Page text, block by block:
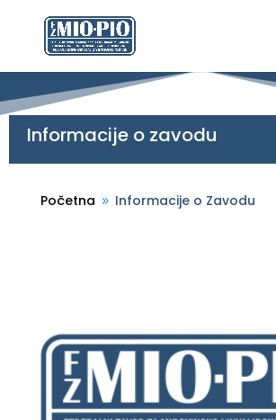
Informacije o zavodu
Početna 9 Informacije o Zavodu